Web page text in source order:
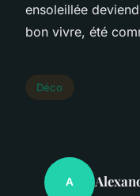
ensoleillée
bon vivre, été
Déco
A